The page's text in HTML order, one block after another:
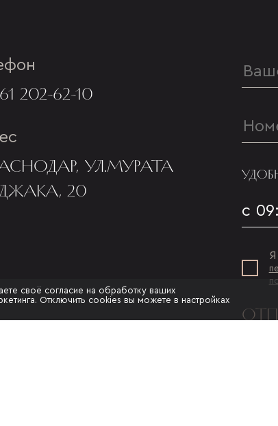
202-62-10
УЛ.МУРАТА
20
с
Я
своё согласие на обработку ваших
Отключить cookies вы можете в настройках